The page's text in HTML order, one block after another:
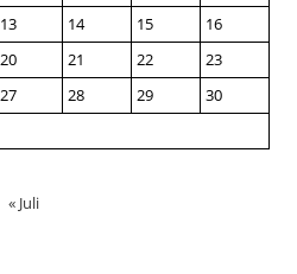
13 14 15
16
20 21 22
23
27 28 29
30
« Juli